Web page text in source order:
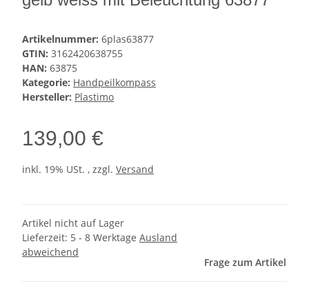
Artikelnummer: 6plas63877
GTIN: 3162420638755
HAN: 63875
Kategorie: Handpeilkompass
Hersteller: Plastimo
139,00 €
inkl. 19% USt. , zzgl. Versand
Artikel nicht auf Lager
Lieferzeit: 5 - 8 Werktage Ausland
abweichend
Frage zum Artikel